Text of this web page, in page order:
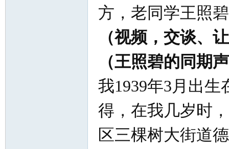
方，老同学王照
（视频，交谈、
（王照碧的同期
我1939年3月出
得，在我几岁时
区三棵树大街道